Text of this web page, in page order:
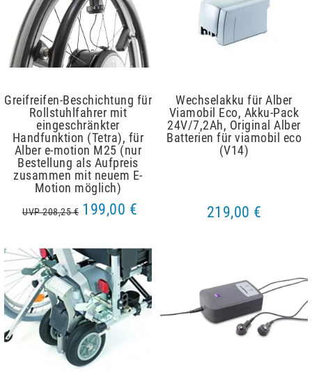
Greifreifen-Beschichtung für
Rollstuhlfahrer mit
eingeschränkter
Handfunktion (Tetra), für
Alber e-motion M25 (nur
Bestellung als Aufpreis
zusammen mit neuem E-
Motion möglich)
UVP 208,25 € 199,00 €
Wechselakku für Alber
Viamobil Eco, Akku-Pack
24V/7,2Ah, Original Alber
Batterien für viamobil eco
(V14)
219,00 €